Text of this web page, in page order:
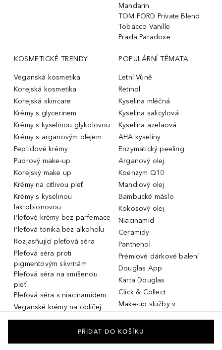
Mandarin
TOM FORD Private Blend
Tobacco Vanille
Prada Paradoxe
KOSMETICKÉ TRENDY
Veganská kosmetika
Korejská kosmetika
Korejská skincare
Krémy s glycerinem
Krémy s kyselinou glykolovou
Krémy s arganovým olejem
Peptidové krémy
Pudrový make-up
Korejský make up
Krémy na citlivou pleť
Krémy s kyselinou
laktobionovou
Pleťové krémy bez parfemace
Pleťová tonika bez alkoholu
Rozjasňující pleťová séra
Pleťová séra proti
pigmentovým skvrnám
Pleťová séra na smíšenou
pleť
Pleťová séra s niacinamidem
Veganské krémy na obličej
Miniatury parfémů, cestovní
POPULÁRNÍ TÉMATA
Letní Vůně
Retinol
Kyselina mléčná
Kyselina salicylová
Kyselina azelaová
AHA kyseliny
Enzymatický peeling
Arganový olej
Koenzym Q10
Mandlový olej
Bambucké máslo
Kokosový olej
Niacinamid
Ceramidy
Panthenol
Prémiové dárkové balení
Douglas App
Karta Douglas
Click & Collect
Make-up služby v
parfumeriích Douglas
PŘIDAT DO KOŠÍKU